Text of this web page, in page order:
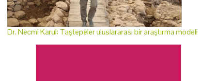
Dr. Necmi Karul: Taştepeler uluslararası bir araştırma modeli